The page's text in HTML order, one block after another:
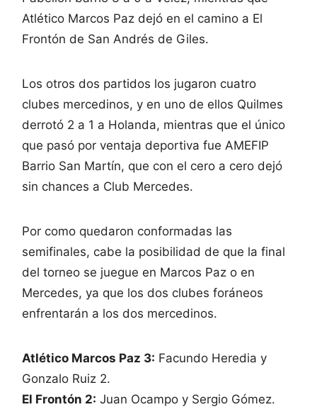
Atlético Marcos Paz dejó en el camino a El
Frontón de San Andrés de Giles.
Los otros dos partidos los jugaron cuatro
clubes mercedinos, y en uno de ellos Quilmes
derrotó 2 a 1 a Holanda, mientras que el único
que pasó por ventaja deportiva fue AMEFIP
Barrio San Martín, que con el cero a cero dejó
sin chances a Club Mercedes.
Por como quedaron conformadas las
semifinales, cabe la posibilidad de que la final
del torneo se juegue en Marcos Paz o en
Mercedes, ya que los dos clubes foráneos
enfrentarán a los dos mercedinos.
Atlético Marcos Paz 3: Facundo Heredia y
Gonzalo Ruiz 2.
El Frontón 2: Juan Ocampo y Sergio Gómez.